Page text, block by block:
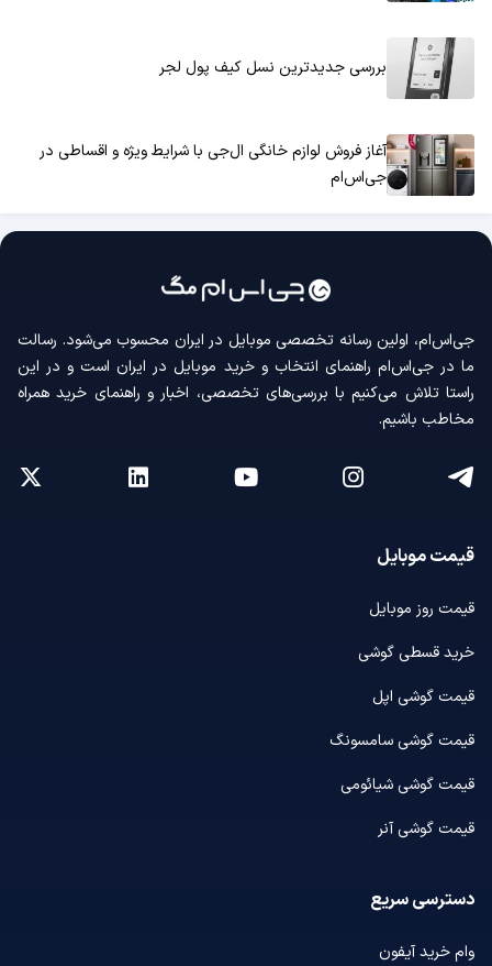
بررسی جدیدترین نسل کیف پول لجر
آغاز فروش لوازم خانگی ال‌جی با شرایط ویژه و اقساطی در
جی‌اس‌ام
جی‌اس‌ام، اولین رسانه‌ تخصصی موبایل در ایران محسوب می‌شود. رسالت
ما در جی‌اس‌ام راهنمای انتخاب و خرید موبایل در ایران است و در این
راستا تلاش می‌کنیم با بررسی‌های تخصصی، اخبار و راهنمای خرید همراه
مخاطب باشیم.
قیمت موبایل
قیمت روز موبایل
خرید قسطی گوشی
قیمت گوشی اپل
قیمت گوشی سامسونگ
قیمت گوشی شیائومی
قیمت گوشی آنر
دسترسی سریع
وام خرید آیفون